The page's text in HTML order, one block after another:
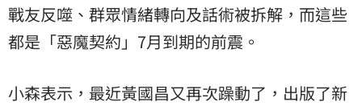
戰友反噬、群眾情緒轉向及話術被拆解，而這些
都是「惡魔契約」7月到期的前震。
小森表示，最近黃國昌又再次躁動了，出版了新